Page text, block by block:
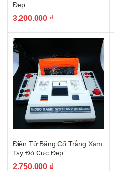
Đẹp
3.200.000 ₫
Điện Tử Băng Cổ Trắng Xám
Tay Đỏ Cực Đẹp
2.750.000 ₫